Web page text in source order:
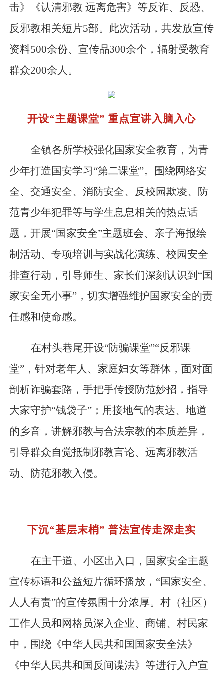
击》《认清邪教 远离危害》等反诈、反恐、
反邪教相关短片5部。此次活动，共发放宣传
资料500余份、宣传品300余个，辐射受教育
群众200余人。
开设“主题课堂” 重点宣讲入脑入心
全镇各所学校强化国家安全教育，为青
少年打造国安学习“第二课堂”。围绕网络安
全、交通安全、消防安全、反校园欺凌、防
范青少年犯罪等与学生息息相关的热点话
题，开展“国家安全”主题班会、亲子海报绘
制活动、专项培训与实战化演练、校园安全
排查行动，引导师生、家长们深刻认识到 “国
家安全无小事” ，切实增强维护国家安全的责
任感和使命感。
在村头巷尾开设“防骗课堂”“反邪课
堂” ，针对老年人、家庭妇女等群体，面对面
剖析诈骗套路，手把手传授防范妙招，指导
大家守护“钱袋子” ；用接地气的表达、地道
的乡音，讲解邪教与合法宗教的本质差异，
引导群众自觉抵制邪教言论、远离邪教活
动、防范邪教入侵。
下沉“基层末梢” 普法宣传走深走实
在主干道、小区出入口，国家安全主题
宣传标语和公益短片循环播放， “国家安全、
人人有责”的宣传氛围十分浓厚。村（社区）
工作人员和网格员深入企业、商铺、村民家
中，围绕《中华人民共和国国家安全法》
《中华人民共和国反间谍法》等进行入户宣